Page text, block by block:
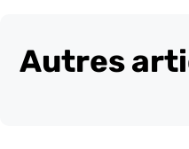
Autres